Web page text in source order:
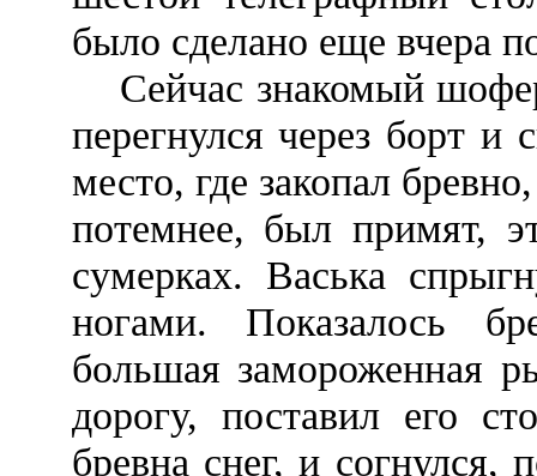
было сделано еще вчера
Сейчас знакомый
перегнулся через борт
место, где закопал
потемнее, был примят,
сумерках. Васька
ногами. Показалось
большая замороженная
дорогу, поставил его
бревна снег, и согнулся,